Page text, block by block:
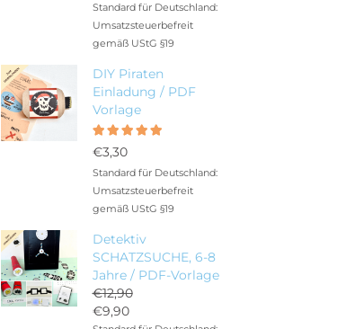
Standard für Deutschland:
Umsatzsteuerbefreit
gemäß UStG §19
DIY Piraten
Einladung / PDF
Vorlage
mit5.00
€3,30
Standard für Deutschland:
Umsatzsteuerbefreit
gemäß UStG §19
Detektiv
SCHATZSUCHE, 6-8
Jahre / PDF-Vorlage
€12,90
Ursprünglicher
€9,90